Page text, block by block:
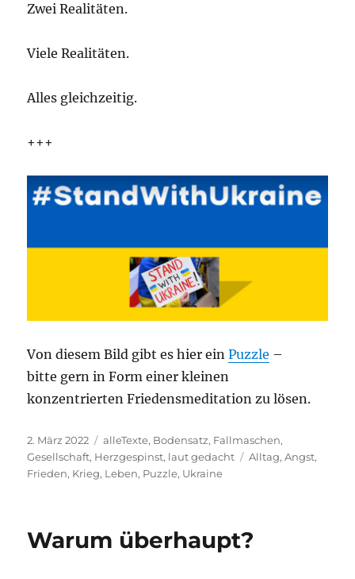
Zwei Realitäten.
Viele Realitäten.
Alles gleichzeitig.
+++
Von diesem Bild gibt es hier einPuzzle –
bitte gern in Form einer kleinen
konzentrierten Friedensmeditation zu lösen.
Veröffentlicht
am
2. März 2022 Kategorien
alleTexte, Bodensatz, Fallmaschen,
Gesellschaft, Herzgespinst, laut gedacht Schlagwörter
Alltag,Angst,
Frieden, Krieg, Leben, Puzzle, Ukraine
Warum überhaupt?